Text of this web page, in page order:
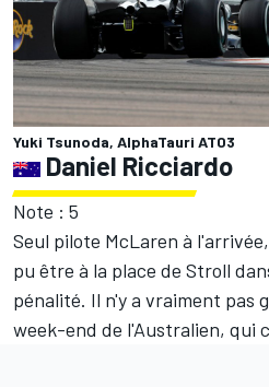
Yuki Tsunoda, AlphaTauri AT03
Daniel Ricciardo
Note : 5
Seul pilote McLaren à
pu être à la place de Stroll
pénalité. Il n'y a vraiment pas
week-end de l'Australien, qui